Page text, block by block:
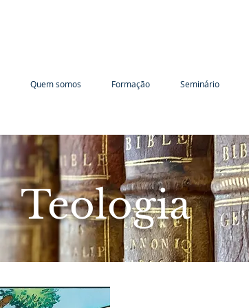
Quem somos Formação Seminário
Teologia